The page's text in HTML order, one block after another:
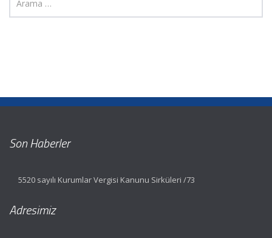
Son Haberler
5520 sayılı Kurumlar Vergisi Kanunu Sirküleri /73
Adresimiz